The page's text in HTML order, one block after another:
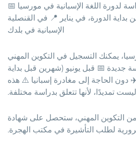
لدورة اللغة الإسبانية في مورسيا 📅
الدورة، في يناير 📍 في القنصلية
الإسبانية في بلدك
يمكنك التسجيل في التكوين المهني
جديدة 📅 قبل يونيو (شهرين قبل بداية
دون الحاجة إلى مغادرة إسبانيا ⚠️ هذه
تمديدًا، لأنها تتعلق بدراسة مختلفة.
من التكوين المهني، ستحصل على شهادة
لطلب التأشيرة في مكتب الهجرة.